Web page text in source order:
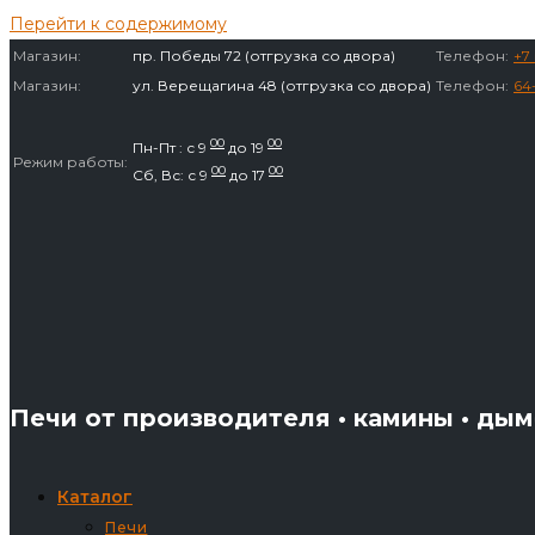
Перейти к содержимому
Магазин: пр. Победы 72 (отгрузка со двора) Телефон: +7
Магазин:
ул. Верещагина 48 (отгрузка со двора) Телефон:
Режим работы:
Пн-Пт : с 9 00 до 19 00
Сб, Вс: с 9 00 до 17 00
Печи от производителя • камины •
Каталог
Печи